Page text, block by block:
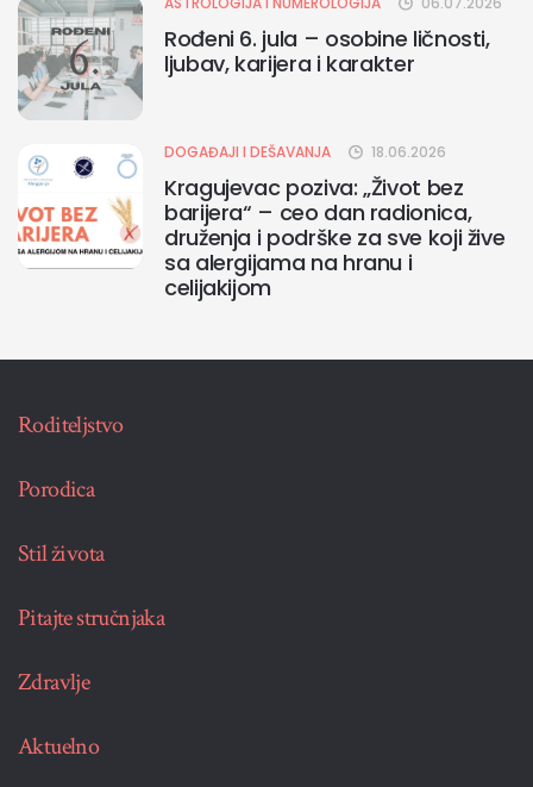
Rođeni 6. jula – osobine ličnosti,
ljubav, karijera i karakter
DOGAĐAJI I DEŠAVANJA 18.06.2026
Kragujevac poziva: „Život bez
barijera“ – ceo dan radionica,
druženja i podrške za sve koji žive
sa alergijama na hranu i
celijakijom
Roditeljstvo
Porodica
Stil života
Pitajte stručnjaka
Zdravlje
Aktuelno